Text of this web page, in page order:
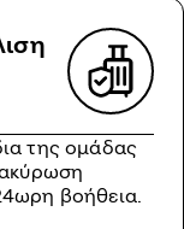
της ομάδας
ακύρωση
βοήθεια.